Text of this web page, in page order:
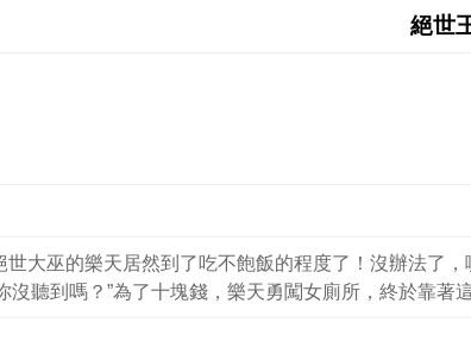
絕世
世大巫的樂天居然到了吃不飽飯的程度了！沒辦法
你沒聽到嗎？”為了十塊錢，樂天勇闖女廁所，終於